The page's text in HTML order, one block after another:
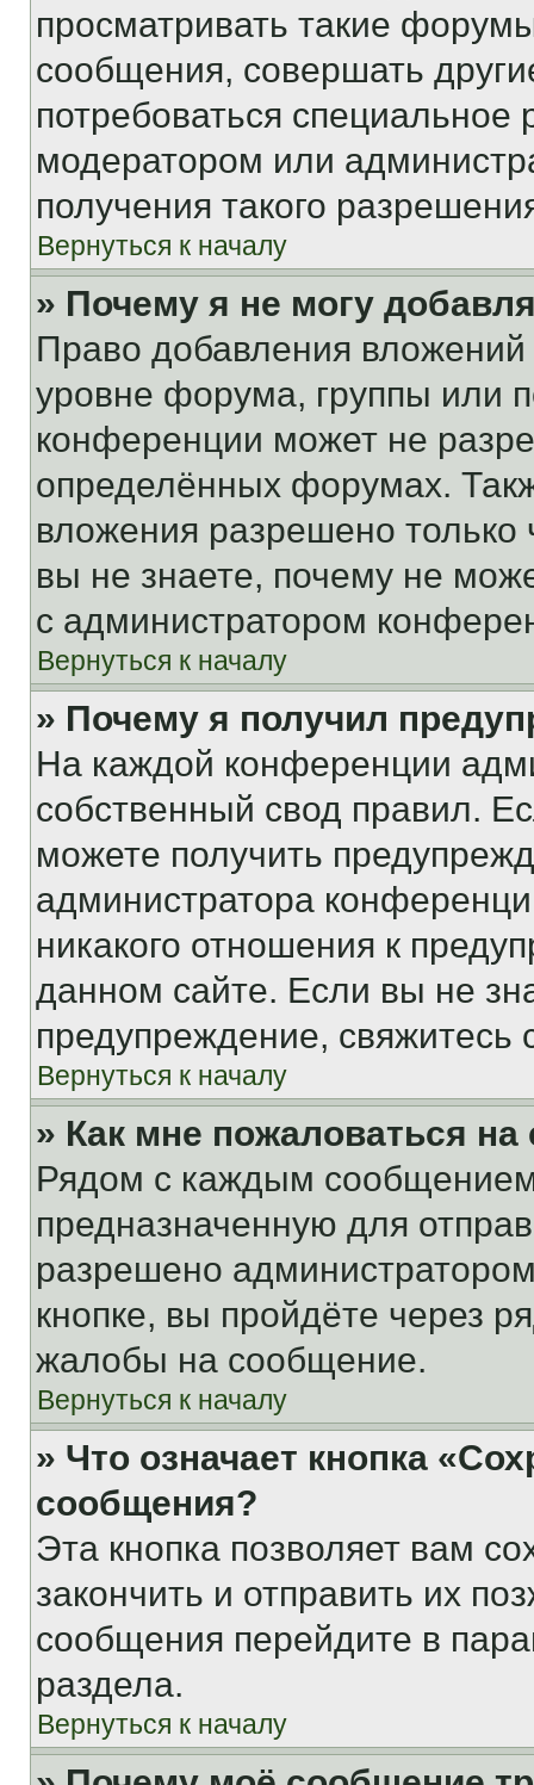
просматривать такие
сообщения, совершать
потребоваться
модератором или
получения такого
Вернуться к началу
» Почему я не могу
Право добавления
уровне форума, группы или
конференции может не
определённых форумах.
вложения разрешено
вы не знаете, почему не
с администратором
Вернуться к началу
» Почему я получил
На каждой конференции
собственный свод правил.
можете получить
администратора
никакого отношения к
данном сайте. Если вы не
предупреждение,
Вернуться к началу
» Как мне пожаловаться
Рядом с каждым сообщением
предназначенную для
разрешено
кнопке, вы пройдёте через
жалобы на сообщение.
Вернуться к началу
» Что означает кнопка
сообщения?
Эта кнопка позволяет вам
закончить и отправить их
сообщения перейдите в
раздела.
Вернуться к началу